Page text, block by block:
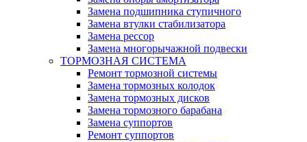
Замена подшипника ступичного
Замена втулки стабилизатора
Замена рессор
Замена многорычажной подвески
ТОРМОЗНАЯ СИСТЕМА
Ремонт тормозной системы
Замена тормозных колодок
Замена тормозных дисков
Замена тормозного барабана
Замена суппортов
Ремонт суппортов